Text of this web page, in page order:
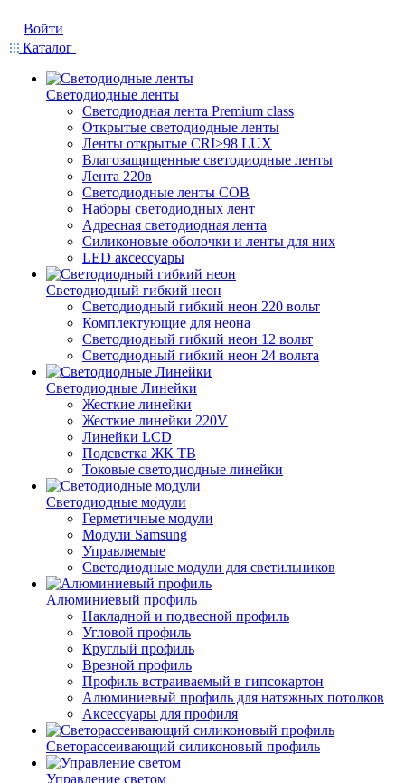
Войти
Каталог
Светодиодные ленты
Светодиодная лента Premium class
Открытые светодиодные ленты
Ленты открытые CRI>98 LUX
Влагозащищенные светодиодные ленты
Лента 220в
Светодиодные ленты COB
Наборы светодиодных лент
Адресная светодиодная лента
Силиконовые оболочки и ленты для них
LED аксессуары
Светодиодный гибкий неон
Светодиодный гибкий неон 220 вольт
Комплектующие для неона
Светодиодный гибкий неон 12 вольт
Светодиодный гибкий неон 24 вольта
Светодиодные Линейки
Жесткие линейки
Жесткие линейки 220V
Линейки LCD
Подсветка ЖК ТВ
Токовые светодиодные линейки
Светодиодные модули
Герметичные модули
Модули Samsung
Управляемые
Светодиодные модули для светильников
Алюминиевый профиль
Накладной и подвесной профиль
Угловой профиль
Круглый профиль
Врезной профиль
Профиль встраиваемый в гипсокартон
Алюминиевый профиль для натяжных потолков
Аксессуары для профиля
Светорассеивающий силиконовый профиль
Управление светом